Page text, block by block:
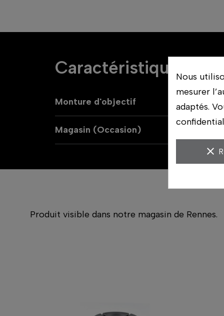
Caractéristiques
Monture d'objectif
Magasin (Occasion)
Produit visible dans notre magasin de Rennes.
Nous
mesurer
adaptés.
clear